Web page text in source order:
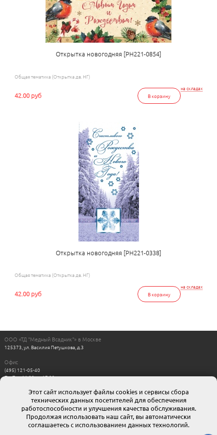
Открытка новогодняя [РН221-0854]
Общая тематика (Открытка дв. НГ)
на складах
В корзину
42.00 руб
Открытка новогодняя [РН221-0338]
Общая тематика (Открытка дв. НГ)
на складах
В корзину
42.00 руб
ООО «ТД "Медный Всадник"» в Москве
125373, ул. Василия Петушкова, д.3
Офис
(495) 121-05-40
Пн-Пт с 11:00 до 17:00
Интернет магазин
8-800-511-00-88
г. Москва: moskow@mvsadnik.ru
г. Санкт-Петербург: esales@mvsadnik.ru
Этот сайт использует файлы cookies и сервисы сбора
технических данных посетителей для обеспечения
работоспособности и улучшения качества обслуживания.
Продолжая использовать наш сайт, вы автоматически
соглашаетесь с использованием данных технологий.